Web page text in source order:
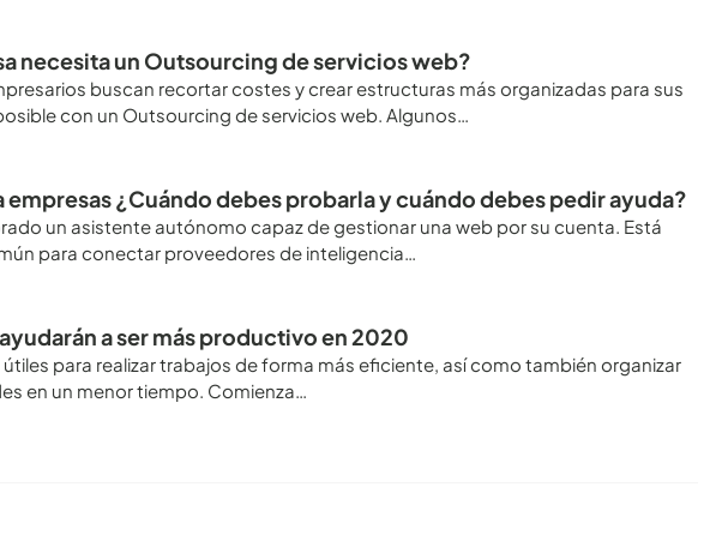
necesita un Outsourcing de servicios web?
buscan recortar costes y crear estructuras más organizadas para sus
con un Outsourcing de servicios web. Algunos…
empresas ¿Cuándo debes probarla y cuándo debes pedir ayuda?
un asistente autónomo capaz de gestionar una web por su cuenta. Está
para conectar proveedores de inteligencia…
a ser más productivo en 2020
para realizar trabajos de forma más eficiente, así como también organizar
en un menor tiempo. Comienza…